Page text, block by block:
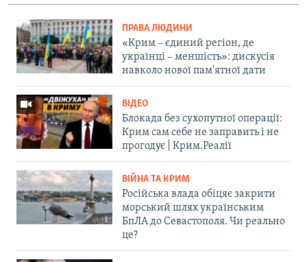
ПРАВА ЛЮДИНИ
«Крим – єдиний регіон, де
українці – меншість»: дискусія
навколо нової пам'ятної дати
ВІДЕО
Блокада без сухопутної операції:
Крим сам себе не заправить і не
прогодує | Крим.Реалії
ВІЙНА ТА КРИМ
Російська влада обіцяє закрити
морський шлях українським
БпЛА до Севастополя. Чи реально
це?